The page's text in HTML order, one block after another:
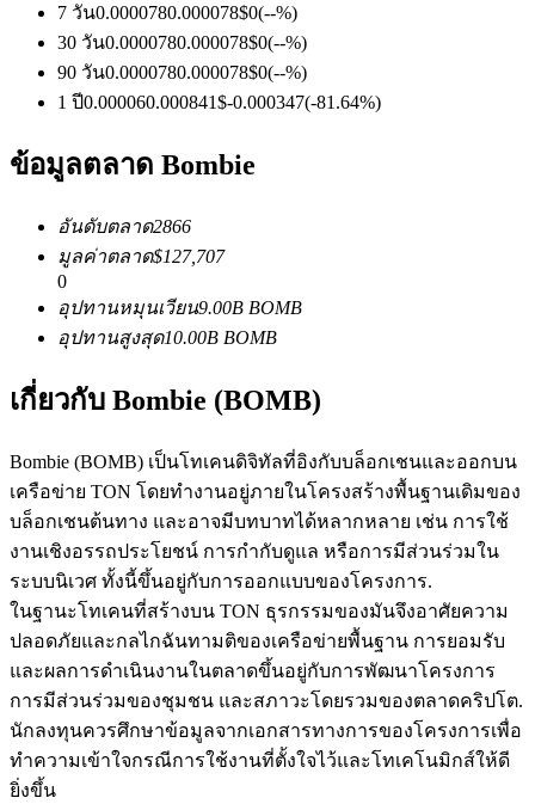
ฟิวเจอร์สที่ใช้ USDC เป็นหลักประกัน
คัดลอกการซื้อขาย
เข้าร่วมกับเทรดเดอร์ชั้นนำ
เป็นเทรดเดอร์คัดลอก
เพลิดเพลินกับการแบ่งปันผลกำไรและค่าคอมมิชชั่นการคัด
ลอกการซื้อขาย
7 วัน0.0000780.000078$0(--%)
30 วัน0.0000780.000078$0(--%)
90 วัน0.0000780.000078$0(--%)
1 ปี0.000060.000841$-0.000347(-81.64%)
ข้อมูลตลาด Bombie
อันดับตลาด2866
มูลค่าตลาด$127,707
0
อุปทานหมุนเวียน9.00B BOMB
อุปทานสูงสุด10.00B BOMB
เกี่ยวกับ Bombie (BOMB)
Bombie (BOMB) เป็นโทเคนดิจิทัลที่อิงกับบล็อกเชนและออกบน
เครือข่าย TON โดยทำงานอยู่ภายในโครงสร้างพื้นฐานเดิมของ
บล็อกเชนต้นทาง และอาจมีบทบาทได้หลากหลาย เช่น การใช้
งานเชิงอรรถประโยชน์ การกำกับดูแล หรือการมีส่วนร่วมใน
ระบบนิเวศ ทั้งนี้ขึ้นอยู่กับการออกแบบของโครงการ.
ในฐานะโทเคนที่สร้างบน TON ธุรกรรมของมันจึงอาศัยความ
ปลอดภัยและกลไกฉันทามติของเครือข่ายพื้นฐาน การยอมรับ
และผลการดำเนินงานในตลาดขึ้นอยู่กับการพัฒนาโครงการ
การมีส่วนร่วมของชุมชน และสภาวะโดยรวมของตลาดคริปโต.
นักลงทุนควรศึกษาข้อมูลจากเอกสารทางการของโครงการเพื่อ
ทำความเข้าใจกรณีการใช้งานที่ตั้งใจไว้และโทเคโนมิกส์ให้ดี
ยิ่งขึ้น